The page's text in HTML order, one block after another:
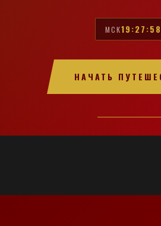
МСК19:28:00
НАЧАТЬ